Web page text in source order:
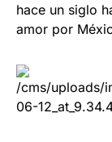
hace un siglo
amor por